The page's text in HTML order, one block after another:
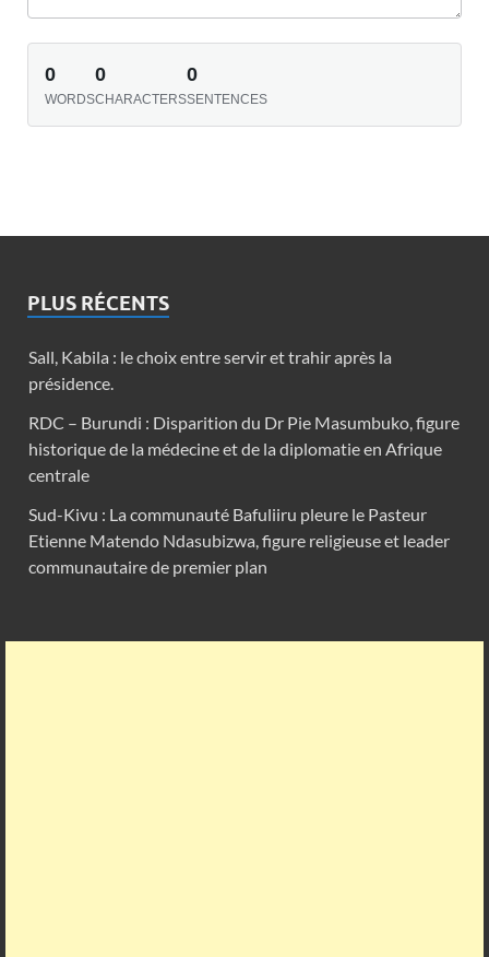
0
WORDS
0
CHARACTERS
0
SENTENCES
PLUS RÉCENTS
Sall, Kabila : le choix entre servir et trahir après la
présidence.
RDC – Burundi : Disparition du Dr Pie Masumbuko, figure
historique de la médecine et de la diplomatie en Afrique
centrale
Sud-Kivu : La communauté Bafuliiru pleure le Pasteur
Etienne Matendo Ndasubizwa, figure religieuse et leader
communautaire de premier plan